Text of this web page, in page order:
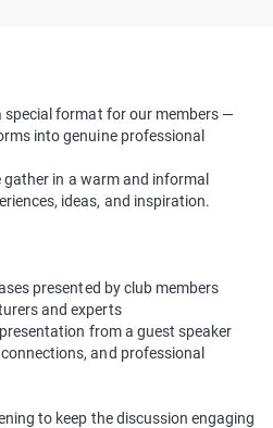
special format for our members —
into genuine professional
in a warm and informal
ideas, and inspiration.
presented by club members
and experts
from a guest speaker
and professional
to keep the discussion engaging